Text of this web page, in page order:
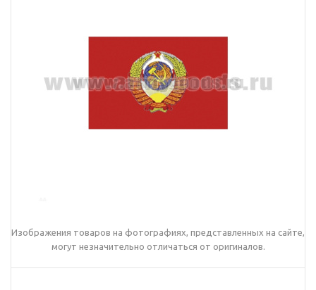
Изображения товаров на фотографиях, представленных на сайте,
могут незначительно отличаться от оригиналов.